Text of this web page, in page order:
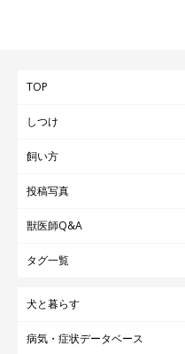
TOP
しつけ
飼い方
投稿写真
獣医師Q&A
タグ一覧
犬と暮らす
病気・症状データベース